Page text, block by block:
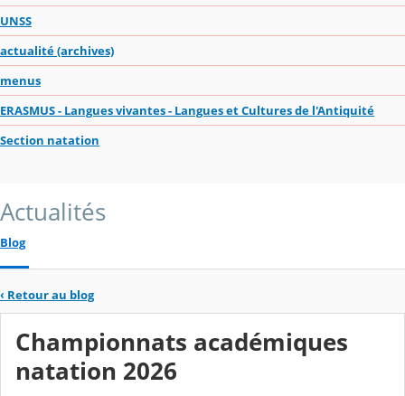
UNSS
actualité (archives)
menus
ERASMUS - Langues vivantes - Langues et Cultures de l'Antiquité
Section natation
Actualités
Blog
‹ Retour au blog
Championnats académiques
natation 2026